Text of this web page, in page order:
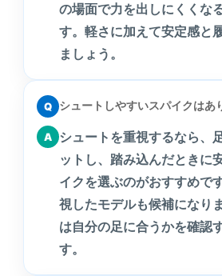
の場面で力を出しにくくな
す。軽さに加えて安定感と
ましょう。
Q シュートしやすいスパイクはあ
A
シュートを重視するなら、
ットし、踏み込んだときに
イクを選ぶのがおすすめで
視したモデルも候補になり
は自分の足に合うかを確認
す。